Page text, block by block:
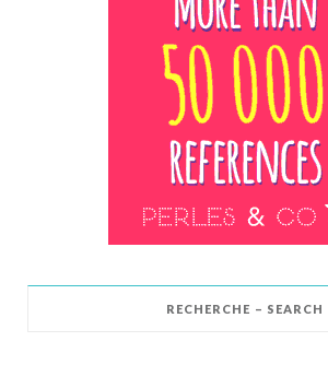
RECHERCHE – SEARCH